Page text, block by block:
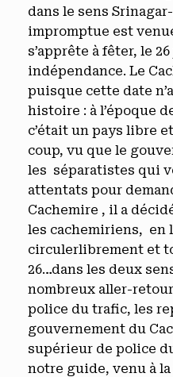
dans le sens
impromptue est
s’apprête à fêter, le
indépendance. Le
puisque cette date
histoire : à l’époque
c’était un pays libre
coup, vu que le
les séparatistes qui
attentats pour
Cachemire , il a
les cachemiriens, en
circulerlibrement et
26…dans les deux
nombreux aller-
police du trafic, les
gouvernement du
supérieur de police
notre guide, venu à